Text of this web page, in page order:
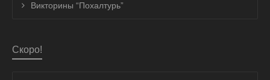
Викторины “Похалтурь”
Скоро!